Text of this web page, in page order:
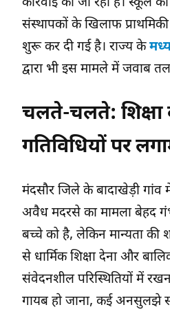
संस्थापकों के खिलाफ
शुरू कर दी गई है। राज्य के
द्वारा भी इस मामले में जवाब
चलते-चलते:
गतिविधियों पर
मंदसौर जिले के बादाखेड़ी
अवैध मदरसे का मामला बेहद
बच्चे को है, लेकिन मान्यता की
से धार्मिक शिक्षा देना और
संवेदनशील परिस्थितियों में
गायब हो जाना, कई अनसुलझे